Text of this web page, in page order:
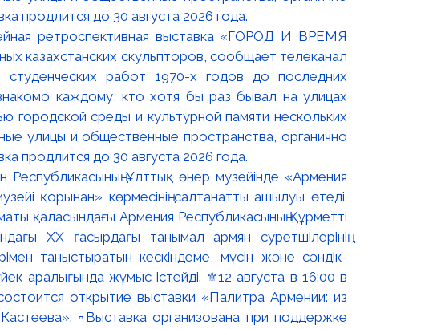
ретроспективная выставка «ГОРОД И ВРЕМЯ
скульпторов, сообщает телеканал
работ 1970-х годов до последних
каждому, кто хотя бы раз бывал на улицах
городской среды и культурной памяти нескольких
улицы и общественные пространства, органично
продлится до 30 августа 2026 года.